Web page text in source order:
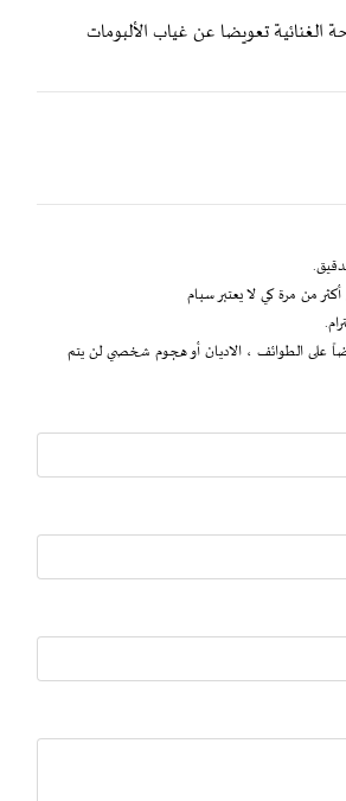
الغنائية تعويضا عن غياب الألبومات
من مرة كي لا يعتبر سبام
على الطوائف ، الاديان أو هجوم شخصي لن يتم